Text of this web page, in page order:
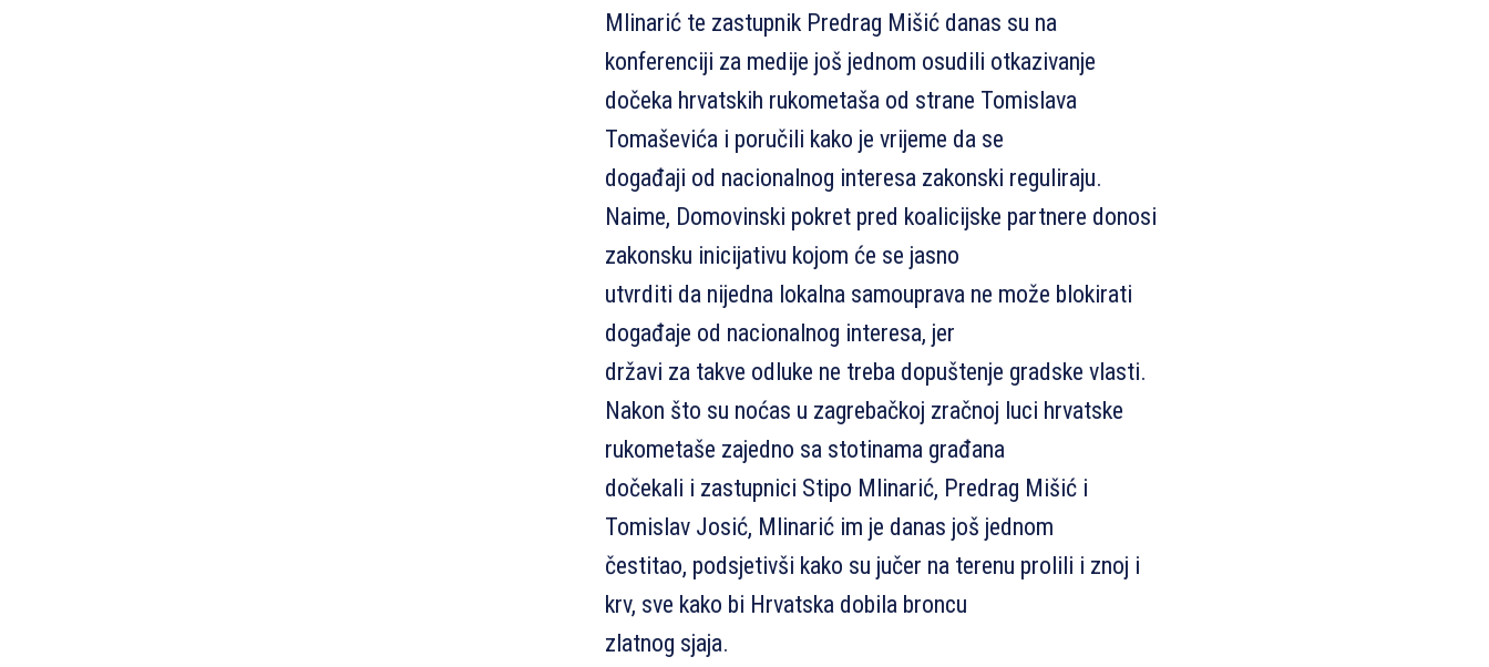
Mlinarić te zastupnik Predrag Mišić danas su na
konferenciji za medije još jednom osudili otkazivanje
dočeka hrvatskih rukometaša od strane Tomislava
Tomaševića i poručili kako je vrijeme da se
događaji od nacionalnog interesa zakonski reguliraju.
Naime, Domovinski pokret pred koalicijske partnere donosi
zakonsku inicijativu kojom će se jasno
utvrditi da nijedna lokalna samouprava ne može blokirati
događaje od nacionalnog interesa, jer
državi za takve odluke ne treba dopuštenje gradske vlasti.
Nakon što su noćas u zagrebačkoj zračnoj luci hrvatske
rukometaše zajedno sa stotinama građana
dočekali i zastupnici Stipo Mlinarić, Predrag Mišić i
Tomislav Josić, Mlinarić im je danas još jednom
čestitao, podsjetivši kako su jučer na terenu prolili i znoj i
krv, sve kako bi Hrvatska dobila broncu
zlatnog sjaja.